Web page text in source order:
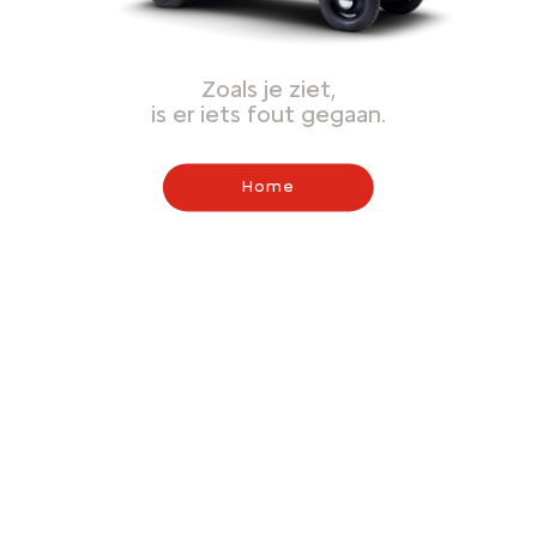
Zoals je ziet,
is er iets fout gegaan.
Home